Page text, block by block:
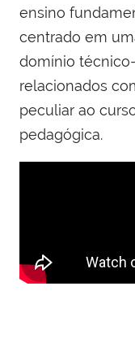
ensino
centrado em
domínio
relacionados
peculiar ao
pedagógica.